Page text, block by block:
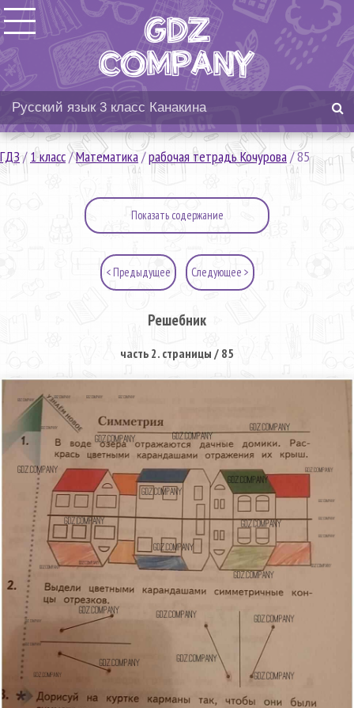
ГДЗ/1 класс/Математика/рабочая тетрадь Кочурова/85
Показать содержание
< Предыдущее Следующее >
Решебник
часть 2. страницы / 85